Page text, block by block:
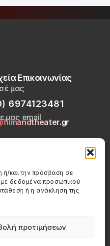
ή/και την πρόσβαση σε
δεδομένα προσωπικού
ή η ανάκληση της
προτιμήσεων
Επικοινωνίας
μας
6974123481
μας email